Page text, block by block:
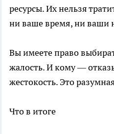
ресурсы. Их нельзя
ни ваше время, ни ваши
Вы имеете право
жалость. И кому —
жестокость. Это
Что в итоге